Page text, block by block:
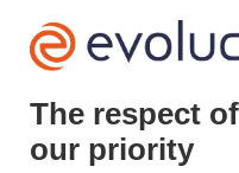
 +33(0)3 22
 YOUTUBE
LINKEDIN
The respect
our priority